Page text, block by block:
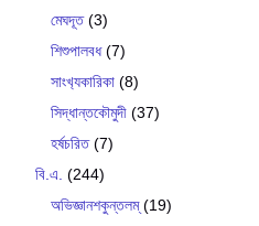
মেঘদূত(3)
শিশুপালবধ(7)
সাংখ‍্যকারিকা (8)
সিদ্ধান্তকৌমুদী (37)
হর্ষচরিত(7)
বি.এ. (244)
অভিজ্ঞানশকুন্তলম্(19)